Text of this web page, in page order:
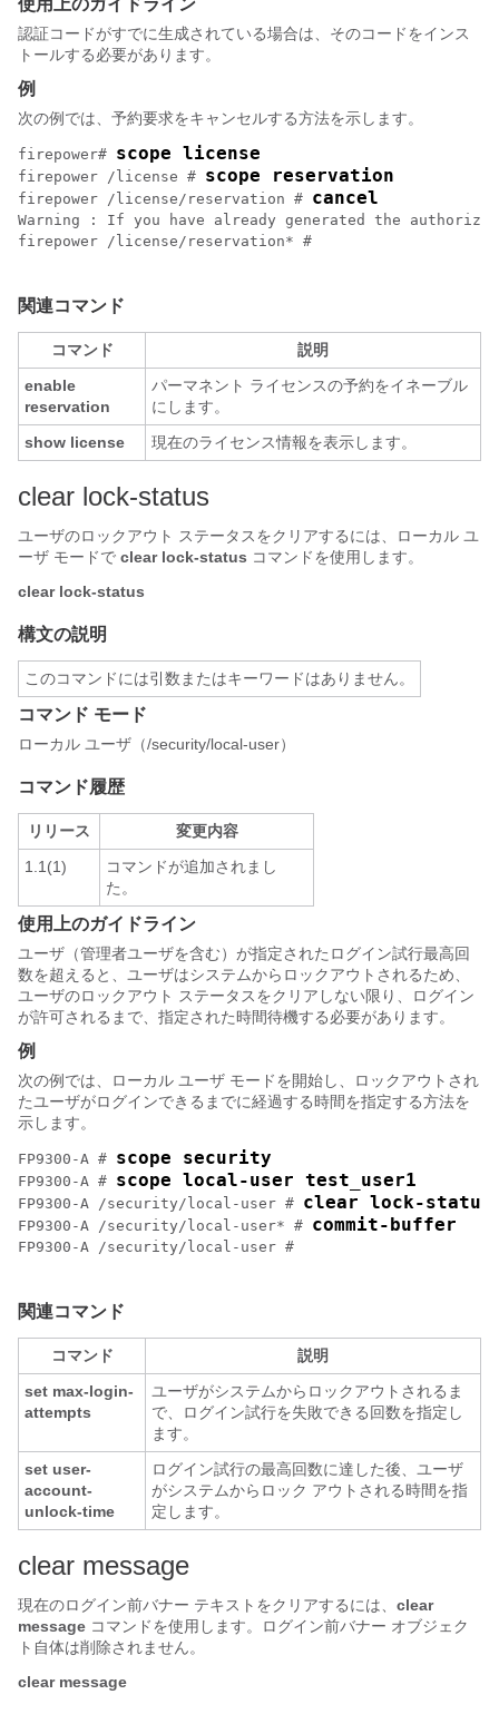
使用上のガイドライン
認証コードがすでに生成されている場合は、そのコードをインス
トールする必要があります。
例
次の例では、予約要求をキャンセルする方法を示します。
firepower# scope license
firepower /license # scope reservation
firepower /license/reservation # cancel
Warning : If you have already generated the
firepower /license/reservation* #
関連コマンド
コマンド
説明
enable
reservation
パーマネント ライセンスの予約をイネーブル
にします。
show license
現在のライセンス情報を表示します。
clear lock-status
ユーザのロックアウト ステータスをクリアするには、ローカル ユ
ーザ モードで clear lock-status コマンドを使用します。
clear lock-status
構文の説明
このコマンドには引数またはキーワードはありません。
コマンド モード
ローカル ユーザ（/security/local-user）
コマンド履歴
リリース
変更内容
1.1(1)
コマンドが追加されまし
た。
使用上のガイドライン
ユーザ（管理者ユーザを含む）が指定されたログイン試行最高回
数を超えると、ユーザはシステムからロックアウトされるため、
ユーザのロックアウト ステータスをクリアしない限り、ログイン
が許可されるまで、指定された時間待機する必要があります。
例
次の例では、ローカル ユーザ モードを開始し、ロックアウトされ
たユーザがログインできるまでに経過する時間を指定する方法を
示します。
FP9300-A # scope security
FP9300-A # scope local-user test_user1
FP9300-A /security/local-user # clear lock-status
FP9300-A /security/local-user* # commit-buffer
FP9300-A /security/local-user #
関連コマンド
コマンド
説明
set max-login-
attempts
ユーザがシステムからロックアウトされるま
で、ログイン試行を失敗できる回数を指定し
ます。
set user-
account-
unlock-time
ログイン試行の最高回数に達した後、ユーザ
がシステムからロック アウトされる時間を指
定します。
clear message
現在のログイン前バナー テキストをクリアするには、 clear
message コマンドを使用します。ログイン前バナー オブジェク
ト自体は削除されません。
clear message